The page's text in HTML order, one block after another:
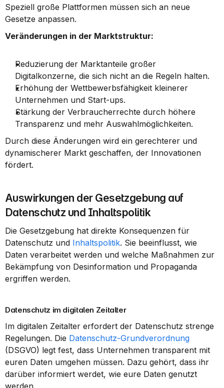
Speziell große Plattformen müssen sich an neue
Gesetze anpassen.
Veränderungen in der Marktstruktur:
Reduzierung der Marktanteile großer
Digitalkonzerne, die sich nicht an die Regeln halten.
Erhöhung der Wettbewerbsfähigkeit kleinerer
Unternehmen und Start-ups.
Stärkung der Verbraucherrechte durch höhere
Transparenz und mehr Auswahlmöglichkeiten.
Durch diese Änderungen wird ein gerechterer und
dynamischerer Markt geschaffen, der Innovationen
fördert.
Auswirkungen der Gesetzgebung auf
Datenschutz und Inhaltspolitik
Die Gesetzgebung hat direkte Konsequenzen für
Datenschutz und Inhaltspolitik. Sie beeinflusst, wie
Daten verarbeitet werden und welche Maßnahmen zur
Bekämpfung von Desinformation und Propaganda
ergriffen werden.
Datenschutz im digitalen Zeitalter
Im digitalen Zeitalter erfordert der Datenschutz strenge
Regelungen. Die Datenschutz-Grundverordnung
(DSGVO) legt fest, dass Unternehmen transparent mit
euren Daten umgehen müssen. Dazu gehört, dass ihr
darüber informiert werdet, wie eure Daten genutzt
werden.